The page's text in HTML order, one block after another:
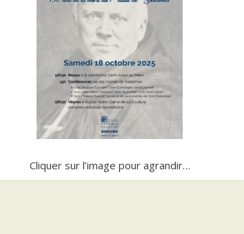
Cliquer sur l’image pour agrandir…